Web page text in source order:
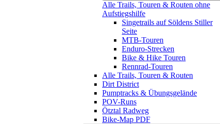
Alle Trails, Touren & Routen ohne
Aufstiegshilfe
Singetrails auf Söldens Stiller
Seite
MTB-Touren
Enduro-Strecken
Bike & Hike Touren
Rennrad-Touren
Alle Trails, Touren & Routen
Dirt District
Pumptracks & Übungsgelände
POV-Runs
Ötztal Radweg
Bike-Map PDF